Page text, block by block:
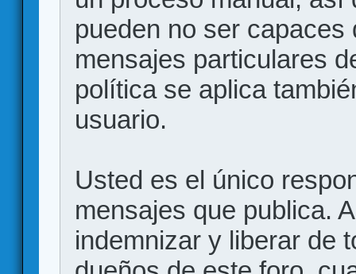
pueden no ser
mensajes particulares
política se aplica
usuario.
Usted es el único
mensajes que publica.
indemnizar y liberar de